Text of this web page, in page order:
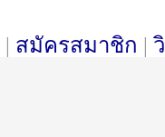
| สมัครสมาชิก |